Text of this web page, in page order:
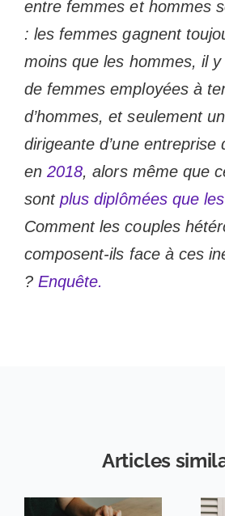
entre femmes et hommes
: les femmes gagnent
moins que les hommes, il
de femmes employées à
d’hommes, et seulement
dirigeante d’une entreprise
en2018, alors même que
sontplus diplômées que
Comment les couples
composent-ils face à ces
?Enquête.
Articles